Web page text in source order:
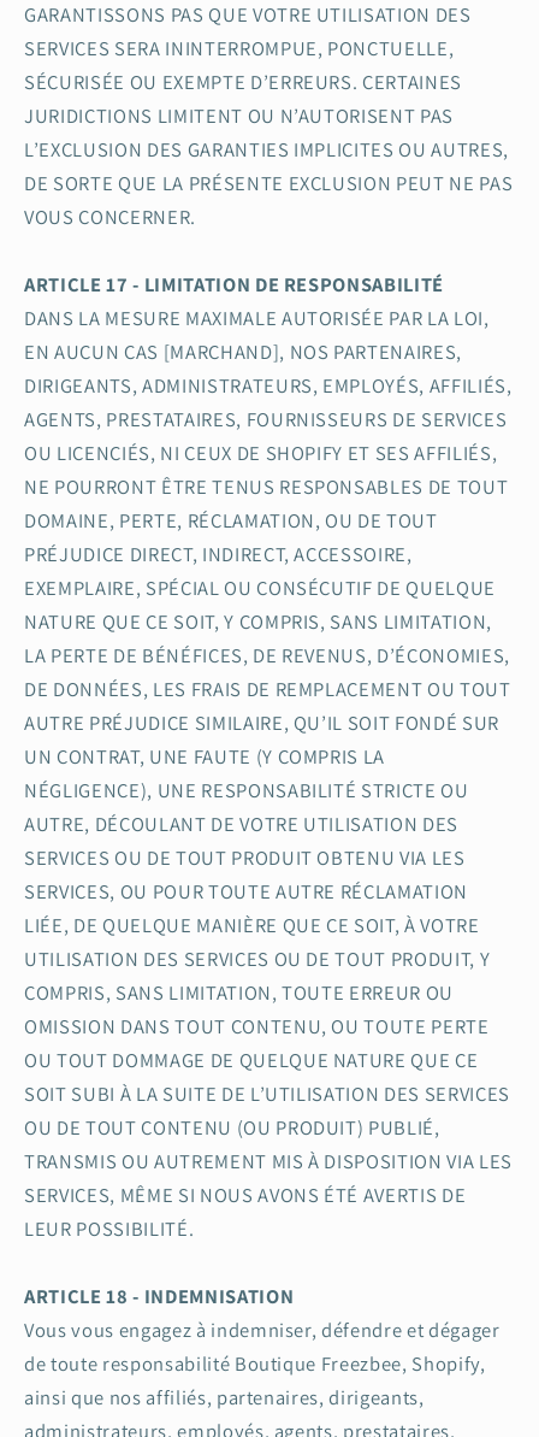
GARANTISSONS PAS QUE VOTRE UTILISATION DES
SERVICES SERA ININTERROMPUE, PONCTUELLE,
SÉCURISÉE OU EXEMPTE D’ERREURS. CERTAINES
JURIDICTIONS LIMITENT OU N’AUTORISENT PAS
L’EXCLUSION DES GARANTIES IMPLICITES OU AUTRES,
DE SORTE QUE LA PRÉSENTE EXCLUSION PEUT NE PAS
VOUS CONCERNER.
ARTICLE 17 - LIMITATION DE RESPONSABILITÉ
DANS LA MESURE MAXIMALE AUTORISÉE PAR LA LOI,
EN AUCUN CAS [MARCHAND], NOS PARTENAIRES,
DIRIGEANTS, ADMINISTRATEURS, EMPLOYÉS, AFFILIÉS,
AGENTS, PRESTATAIRES, FOURNISSEURS DE SERVICES
OU LICENCIÉS, NI CEUX DE SHOPIFY ET SES AFFILIÉS,
NE POURRONT ÊTRE TENUS RESPONSABLES DE TOUT
DOMAINE, PERTE, RÉCLAMATION, OU DE TOUT
PRÉJUDICE DIRECT, INDIRECT, ACCESSOIRE,
EXEMPLAIRE, SPÉCIAL OU CONSÉCUTIF DE QUELQUE
NATURE QUE CE SOIT, Y COMPRIS, SANS LIMITATION,
LA PERTE DE BÉNÉFICES, DE REVENUS, D’ÉCONOMIES,
DE DONNÉES, LES FRAIS DE REMPLACEMENT OU TOUT
AUTRE PRÉJUDICE SIMILAIRE, QU’IL SOIT FONDÉ SUR
UN CONTRAT, UNE FAUTE (Y COMPRIS LA
NÉGLIGENCE), UNE RESPONSABILITÉ STRICTE OU
AUTRE, DÉCOULANT DE VOTRE UTILISATION DES
SERVICES OU DE TOUT PRODUIT OBTENU VIA LES
SERVICES, OU POUR TOUTE AUTRE RÉCLAMATION
LIÉE, DE QUELQUE MANIÈRE QUE CE SOIT, À VOTRE
UTILISATION DES SERVICES OU DE TOUT PRODUIT, Y
COMPRIS, SANS LIMITATION, TOUTE ERREUR OU
OMISSION DANS TOUT CONTENU, OU TOUTE PERTE
OU TOUT DOMMAGE DE QUELQUE NATURE QUE CE
SOIT SUBI À LA SUITE DE L’UTILISATION DES SERVICES
OU DE TOUT CONTENU (OU PRODUIT) PUBLIÉ,
TRANSMIS OU AUTREMENT MIS À DISPOSITION VIA LES
SERVICES, MÊME SI NOUS AVONS ÉTÉ AVERTIS DE
LEUR POSSIBILITÉ.
ARTICLE 18 - INDEMNISATION
Vous vous engagez à indemniser, défendre et dégager
de toute responsabilité Boutique Freezbee, Shopify,
ainsi que nos affiliés, partenaires, dirigeants,
administrateurs, employés, agents, prestataires,